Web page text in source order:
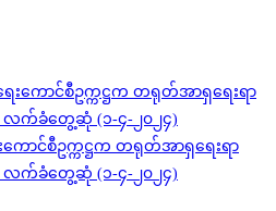
ောင်စီဥက္ကဋ္ဌက တရုတ်အာရှရေးရာ
က်ခံတွေ့ဆုံ (၁-၄-၂၀၂၄)